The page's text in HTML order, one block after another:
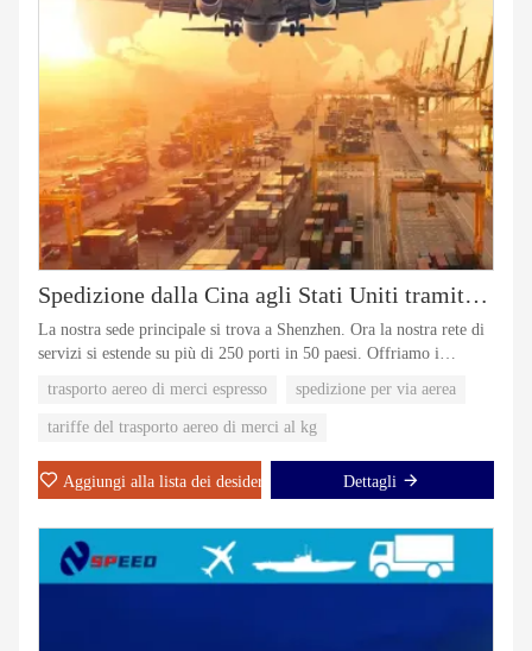
Spedizione dalla Cina agli Stati Uniti tramite trasporto aereo marittimo
La nostra sede principale si trova a Shenzhen. Ora la nostra rete di
servizi si estende su più di 250 porti in 50 paesi. Offriamo i
mondo con prezzi vantaggiosi e servizi professionali.
trasporto aereo di merci espresso spedizione per via aerea
tariffe del trasporto aereo di merci al kg
Aggiungi alla lista dei desideri Dettagli